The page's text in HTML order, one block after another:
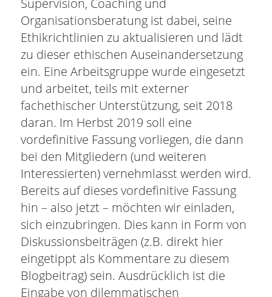
Supervision, Coaching und
Organisationsberatung ist dabei, seine
Ethikrichtlinien zu aktualisieren und lädt
zu dieser ethischen Auseinandersetzung
ein. Eine Arbeitsgruppe wurde eingesetzt
und arbeitet, teils mit externer
fachethischer Unterstützung, seit 2018
daran. Im Herbst 2019 soll eine
vordefinitive Fassung vorliegen, die dann
bei den Mitgliedern (und weiteren
Interessierten) vernehmlasst werden wird.
Bereits auf dieses vordefinitive Fassung
hin – also jetzt – möchten wir einladen,
sich einzubringen. Dies kann in Form von
Diskussionsbeiträgen (z.B. direkt hier
eingetippt als Kommentare zu diesem
Blogbeitrag) sein. Ausdrücklich ist die
Eingabe von dilemmatischen